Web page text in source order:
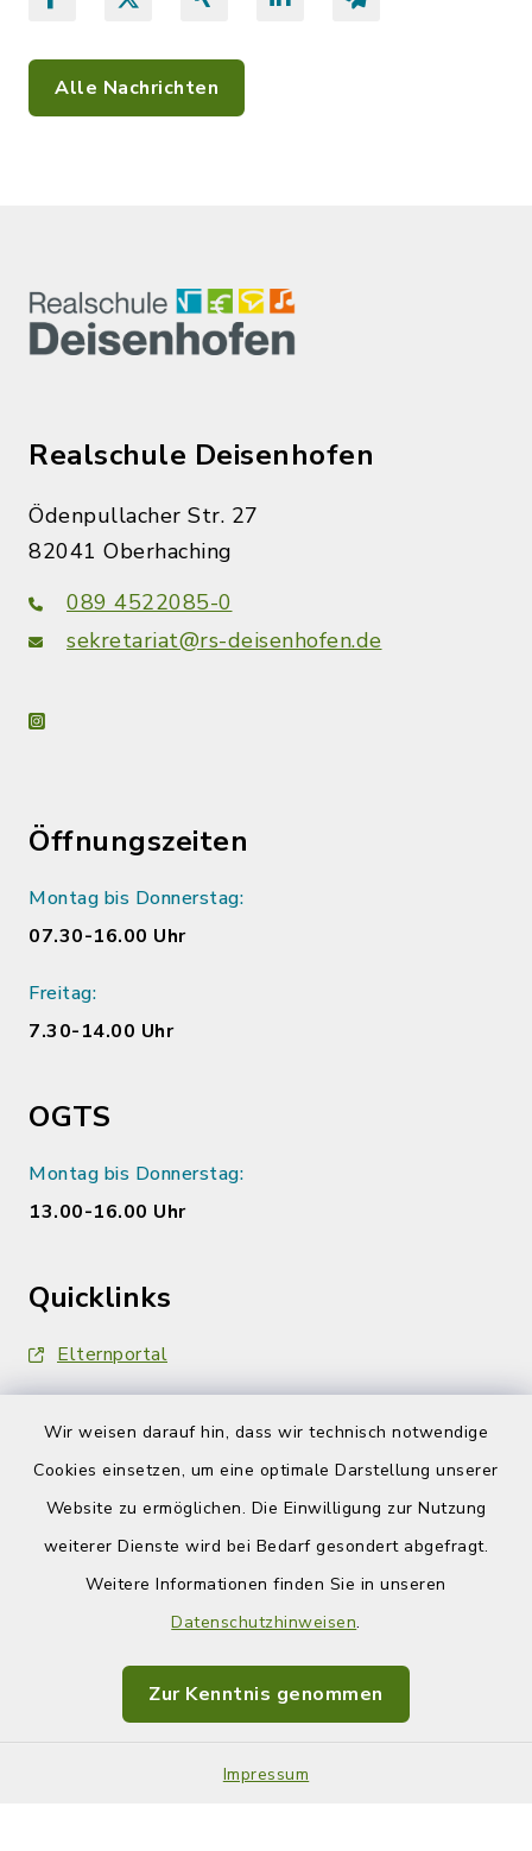
Wir weisen darauf hin, dass wir technisch notwendige
Cookies einsetzen, um eine optimale Darstellung unserer
Website zu ermöglichen. Die Einwilligung zur Nutzung
weiterer Dienste wird bei Bedarf gesondert abgefragt.
Weitere Informationen finden Sie in unseren
Datenschutzhinweisen.
Zur Kenntnis genommen
Impressum
Alle Nachrichten
Realschule Deisenhofen
Ödenpullacher Str. 27
82041 Oberhaching
089 4522085-0
sekretariat@rs-deisenhofen.de
instagram
Öffnungszeiten
Montag bis Donnerstag:
07.30-16.00 Uhr
Freitag:
7.30-14.00 Uhr
OGTS
Montag bis Donnerstag:
13.00-16.00 Uhr
Quicklinks
Elternportal
Barrierefreiheit
Impressum
Sitemap